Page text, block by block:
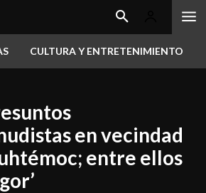
CULTURA Y ENTRETENIMIENTO
en vecindad
entre ellos